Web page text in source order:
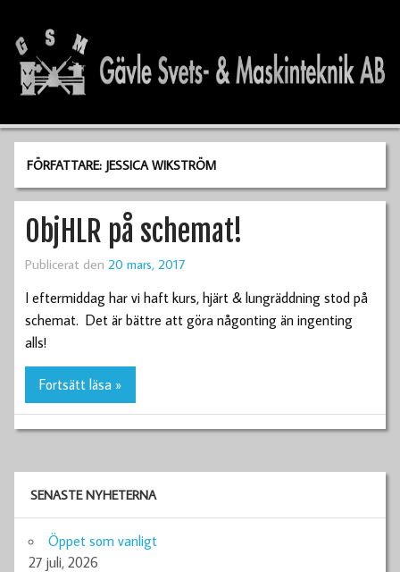
FÖRFATTARE: JESSICA WIKSTRÖM
ObjHLR på schemat!
Publicerat den 20 mars, 2017
I eftermiddag har vi haft kurs, hjärt & lungräddning stod på
schemat. Det är bättre att göra någonting än ingenting
alls!
Fortsätt läsa »
SENASTE NYHETERNA
Öppet som vanligt
27 juli, 2026